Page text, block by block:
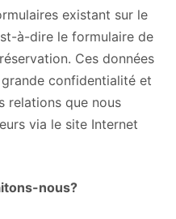
existant sur le
à-dire le formulaire de
Ces données
confidentialité et
relations que nous
via le site Internet
nous?